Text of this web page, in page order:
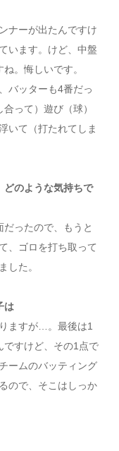
ナーが出たんですけ
います。けど、中盤
。悔しいです。
バッターも4番だっ
って）遊び（球）
いて（打たれてしま
のような気持ちで
ったので、もうと
、ゴロを打ち取って
した。
は
ますが…。最後は1
ですけど、その1点で
ームのバッティング
ので、そこはしっか